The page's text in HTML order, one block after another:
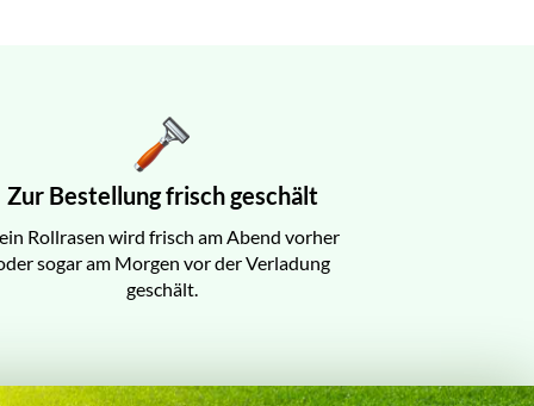
Zur Bestellung frisch geschält
Rollrasen wird frisch am Abend vorher
sogar am Morgen vor der Verladung
geschält.